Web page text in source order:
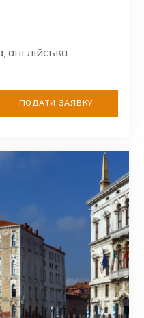
англійська
ПОДАТИ ЗАЯВКУ